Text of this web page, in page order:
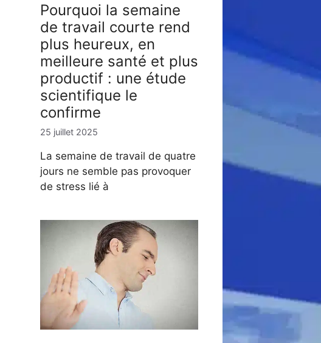
Pourquoi la semaine
de travail courte rend
plus heureux, en
meilleure santé et plus
productif : une étude
scientifique le
confirme
25 juillet 2025
La semaine de travail de quatre
jours ne semble pas provoquer
de stress lié à